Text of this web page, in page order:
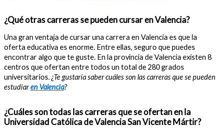
¿Qué otras carreras se pueden cursar en Valencia?
Una gran ventaja de cursar una carrera en Valencia es que la
oferta educativa es enorme. Entre ellas, seguro que puedes
encontrar algo que te guste. En la provincia de Valencia existen 8
centros que ofertan entre todos un total de 280 grados
universitarios.¿Te gustaría saber cuáles son las carreras que se pueden
estudiaren Valencia?
¿Cuáles son todas las carreras que se ofertan en la
Universidad Católica de Valencia San Vicente Mártir?